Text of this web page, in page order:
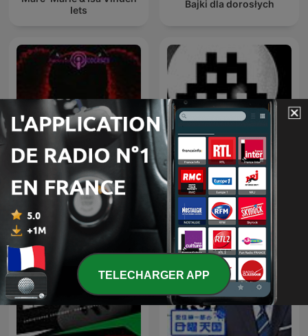
Iets
Bajki dla dorosłych
Poppy Playtime: The Lost
Tapes
Silence on joue !
TELECHARGER APP